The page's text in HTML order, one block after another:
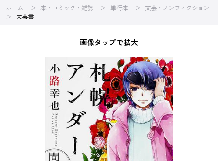
ホーム 本・コミック・雑誌 単行本
文芸・ノンフィクション
文芸書
画像タップで拡大